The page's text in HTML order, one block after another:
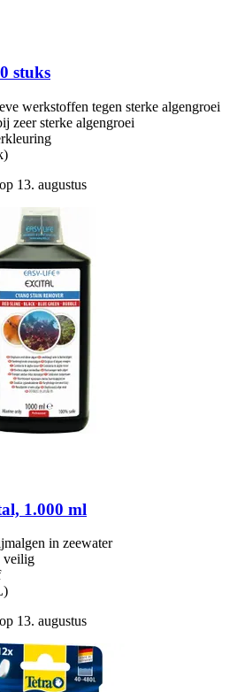
stuks
werkstoffen tegen sterke algengroei
zeer sterke algengroei
13. augustus
1.000 ml
in zeewater
veilig
13. augustus